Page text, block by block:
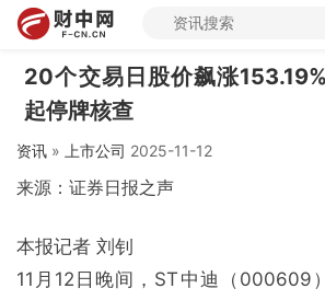
20个交易日股价飙涨
起停牌核查
资讯 » 上市公司 2025-11-12
来源：证券日报之声
本报记者 刘钊
11月12日晚间，ST中迪（000609